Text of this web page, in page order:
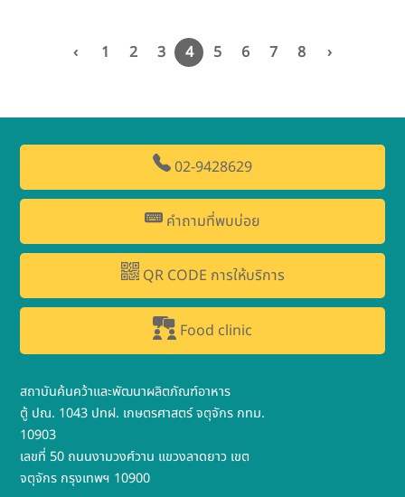
‹ 1 2 3 4 5 6 7 8 ›
02-9428629
คำถามที่พบบ่อย
QR CODE การให้บริการ
Food clinic
สถาบันค้นคว้าและพัฒนาผลิตภัณฑ์อาหาร
ตู้ ปณ. 1043 ปทฝ. เกษตรศาสตร์ จตุจักร กทม.
10903
เลขที่ 50 ถนนงามวงศ์วาน แขวงลาดยาว เขต
จตุจักร กรุงเทพฯ 10900